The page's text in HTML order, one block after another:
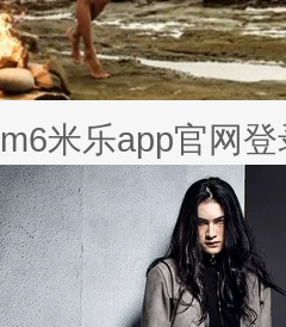
美丽的衣服对于
或......